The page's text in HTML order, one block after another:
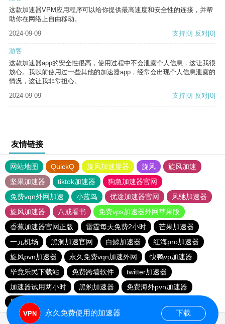
这款加速器VPM应用程序可以给你提供最高速度和安全性的连接，并帮
助你在网络上自由移动。
2024-09-09
支持[0] 反对[0]
游客
这款加速器app的安全性很高，使用过程中不会泄露个人信息，这让我很
放心。我以前使用过一些其他的加速器app，经常会出现个人信息泄露的
情况，这让我非常担心。
2024-09-09
支持[0] 反对[0]
友情链接
网站地图 QuickQ 旋风加速度器 旋风
旋风加速
坚果加速器
tiktok加速器
狗急加速器官网
免费vqn外网加速
小蓝鸟 优途加速器官网
风驰加速器
旋风加速器
八戒看书
免费vps加速器外网苹果版
香蕉加速器官网正版
雷霆每天免费2小时
芒果加速器
一元机场
黑洞加速官网 白鲸加速器
红海pro加速器
旋风pvn加速器
永久免费vqn加速外网
快鸭vp加速器
毕竟乐民下载站
免费跨墙软件
twitter加速器
加速器试用两小时
黑豹加速器
免费海外pvn加速器
星云加速器
永久免费使用的加速器 下载